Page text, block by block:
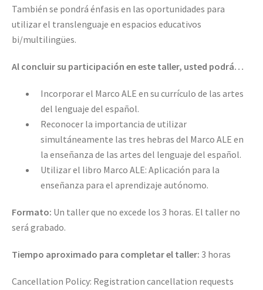
También se pondrá énfasis en las oportunidades para
utilizar el translenguaje en espacios educativos
bi/multilingües.
Al concluir su participación en este taller, usted podrá…
Incorporar el Marco ALE en su currículo de las artes
del lenguaje del español.
Reconocer la importancia de utilizar
simultáneamente las tres hebras del Marco ALE en
la enseñanza de las artes del lenguaje del español.
Utilizar el libro Marco ALE: Aplicación para la
enseñanza para el aprendizaje autónomo.
Formato: Un taller que no excede los 3 horas. El taller no
será grabado.
Tiempo aproximado para completar el taller: 3 horas
Cancellation Policy: Registration cancellation requests